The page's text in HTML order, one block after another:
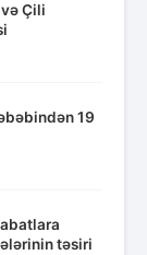
Çili
19
təsiri